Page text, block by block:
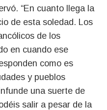
“En cuanto llega la
de esta soledad. Los
de los
en cuando ese
como es
y pueblos
una suerte de
salir a pesar de la